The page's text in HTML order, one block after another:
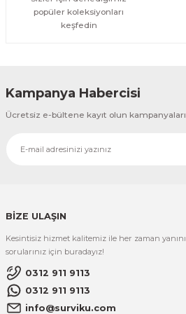
popüler koleksiyonları
keşfedin
Kampanya Habercisi
Ücretsiz e-bültene kayıt olun
BİZE ULAŞIN
Kesintisiz hizmet kalitemiz ile her zaman
sorularınız için buradayız!
0312 911 9113
0312 911 9113
info@surviku.com